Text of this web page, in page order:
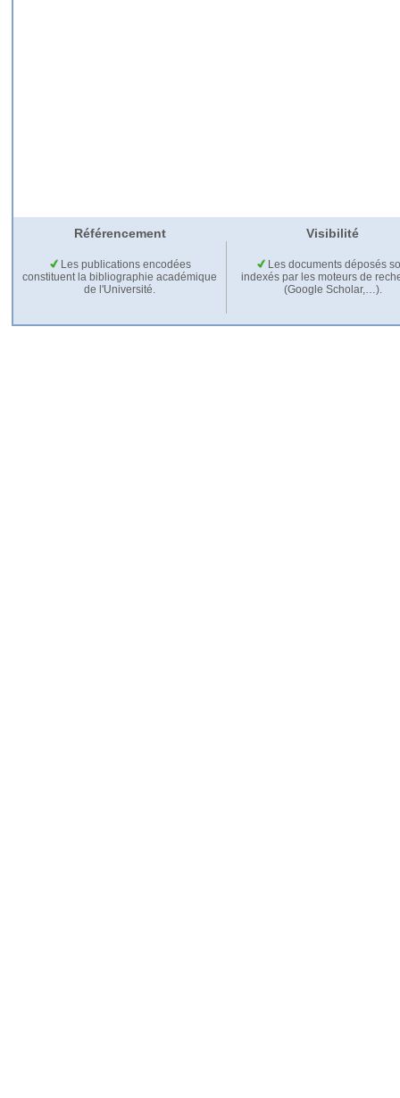
Référencement Visibilité
Les publications encodées
constituent la bibliographie académique
de l'Université.
Les documents déposés
indexés par les moteurs de
(Google Scholar,…).